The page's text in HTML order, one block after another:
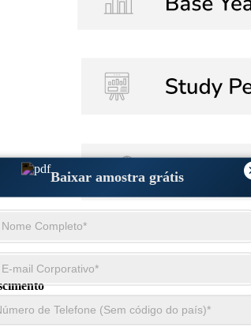
Baixar amostra grátis